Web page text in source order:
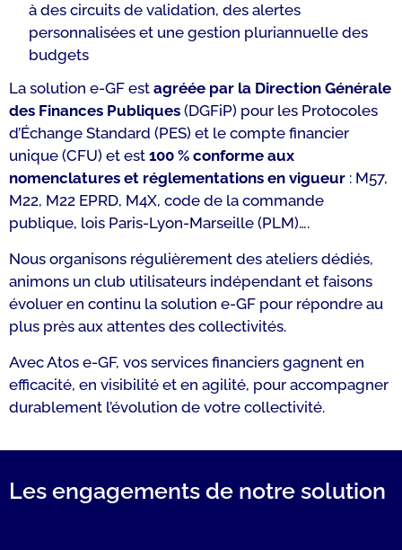
à des circuits de validation, des alertes
personnalisées et une gestion pluriannuelle des
budgets
La solution e-GF est agréée par la Direction Générale
des Finances Publiques (DGFiP) pour les Protocoles
d’Échange Standard (PES) et le compte financier
unique (CFU) et est 100 % conforme aux
nomenclatures et réglementations en vigueur : M57,
M22, M22 EPRD, M4X, code de la commande
publique, lois Paris-Lyon-Marseille (PLM)….
Nous organisons régulièrement des ateliers dédiés,
animons un club utilisateurs indépendant et faisons
évoluer en continu la solution e-GF pour répondre au
plus près aux attentes des collectivités.
Avec Atos e-GF, vos services financiers gagnent en
efficacité, en visibilité et en agilité, pour accompagner
durablement l’évolution de votre collectivité.
Les engagements de notre solution